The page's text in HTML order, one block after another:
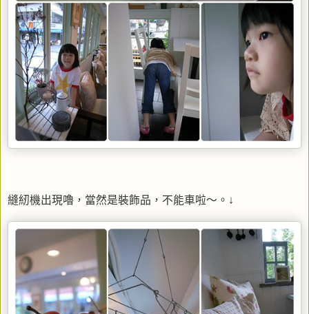
縫紉機出現嚕，當然是裝飾品，不能車啦～。↓